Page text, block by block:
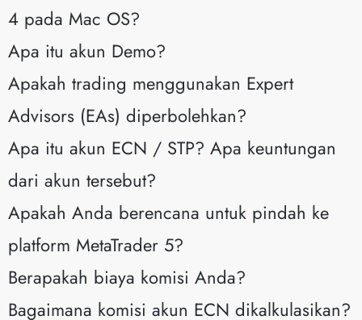
4 pada Mac OS?
Apa itu akun Demo?
Apakah trading menggunakan Expert
Advisors (EAs) diperbolehkan?
Apa itu akun ECN / STP? Apa keuntungan
dari akun tersebut?
Apakah Anda berencana untuk pindah ke
platform MetaTrader 5?
Berapakah biaya komisi Anda?
Bagaimana komisi akun ECN dikalkulasikan?